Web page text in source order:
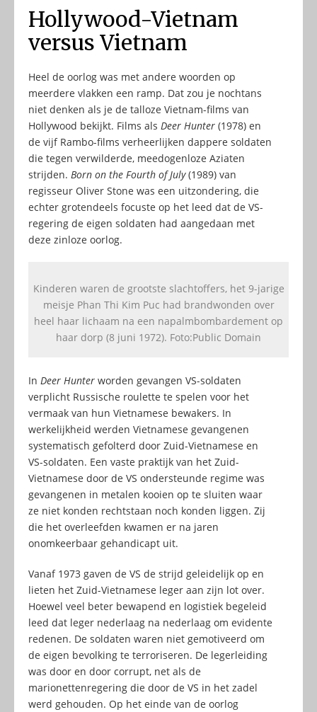
Hollywood-Vietnam
versus Vietnam
Heel de oorlog was met andere woorden op
meerdere vlakken een ramp. Dat zou je nochtans
niet denken als je de talloze Vietnam-films van
Hollywood bekijkt. Films als Deer Hunter (1978) en
de vijf Rambo-films verheerlijken dappere soldaten
die tegen verwilderde, meedogenloze Aziaten
strijden. Born on the Fourth of July(1989) van
regisseur Oliver Stone was een uitzondering, die
echter grotendeels focuste op het leed dat de VS-
regering de eigen soldaten had aangedaan met
deze zinloze oorlog.
Kinderen waren de grootste slachtoffers, het 9-jarige
meisje Phan Thi Kim Puc had brandwonden over
heel haar lichaam na een napalmbombardement op
haar dorp (8 juni 1972). Foto:Public Domain
In Deer Hunter worden gevangen VS-soldaten
verplicht Russische roulette te spelen voor het
vermaak van hun Vietnamese bewakers. In
werkelijkheid werden Vietnamese gevangenen
systematisch gefolterd door Zuid-Vietnamese en
VS-soldaten. Een vaste praktijk van het Zuid-
Vietnamese door de VS ondersteunde regime was
gevangenen in metalen kooien op te sluiten waar
ze niet konden rechtstaan noch konden liggen. Zij
die het overleefden kwamen er na jaren
onomkeerbaar gehandicapt uit.
Vanaf 1973 gaven de VS de strijd geleidelijk op en
lieten het Zuid-Vietnamese leger aan zijn lot over.
Hoewel veel beter bewapend en logistiek begeleid
leed dat leger nederlaag na nederlaag om evidente
redenen. De soldaten waren niet gemotiveerd om
de eigen bevolking te terroriseren. De legerleiding
was door en door corrupt, net als de
marionettenregering die door de VS in het zadel
werd gehouden. Op het einde van de oorlog